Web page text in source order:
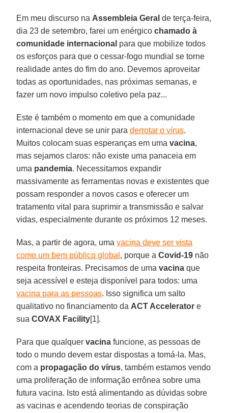
Em meu discurso na Assembleia Geral de terça-feira,
dia 23 de setembro, farei um enérgicochamado à
comunidade internacional para que mobilize todos
os esforços para que o cessar-fogo mundial se torne
realidade antes do fim do ano. Devemos aproveitar
todas as oportunidades, nas próximas semanas, e
fazer um novo impulso coletivo pela paz...
Este é também o momento em que a comunidade
internacional deve se unir paraderrotar o vírus.
Muitos colocam suas esperanças em umavacina,
mas sejamos claros: não existe uma panaceia em
uma pandemia. Necessitamos expandir
massivamente as ferramentas novas e existentes que
possam responder a novos casos e oferecer um
tratamento vital para suprimir a transmissão e salvar
vidas, especialmente durante os próximos 12 meses.
Mas, a partir de agora, umavacina deve ser vista
como um bem público global , porque aCovid-19 não
respeita fronteiras. Precisamos de umavacina que
seja acessível e esteja disponível para todos: uma
vacina para as pessoas. Isso significa um salto
qualitativo no financiamento da ACT Accelerator e
suaCOVAX Facility[1].
Para que qualquervacina funcione, as pessoas de
todo o mundo devem estar dispostas a tomá-la. Mas,
com a propagação do vírus, também estamos vendo
uma proliferação de informação errônea sobre uma
futura vacina. Isto está alimentando as dúvidas sobre
as vacinas e acendendo teorias de conspiração